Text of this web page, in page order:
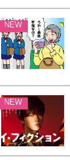
NEW
NEW